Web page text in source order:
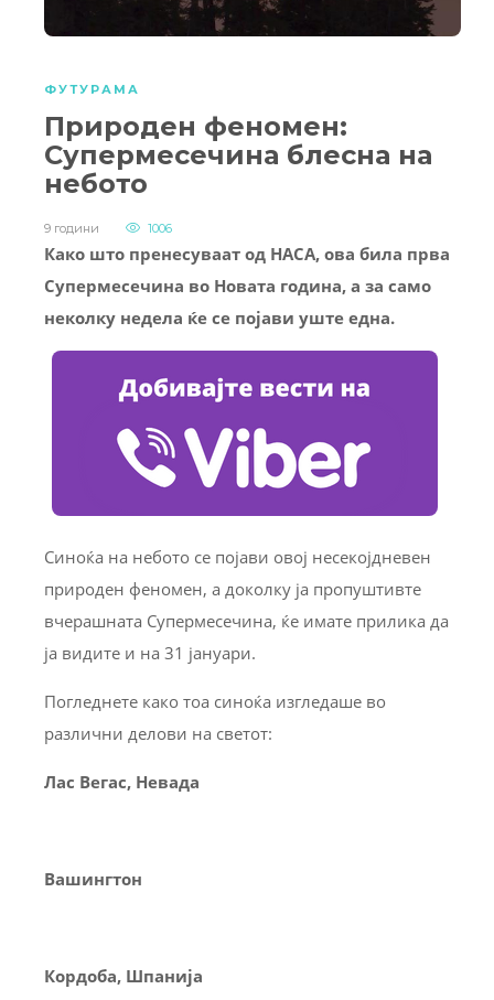
ФУТУРАМА
Природен феномен:
Супермесечина блесна на
небото
9 години 1006
Како што пренесуваат од НАСА, ова била прва
Супермесечина во Новата година, а за само
неколку недела ќе се појави уште една.
Синоќа на небото се појави овој несекојдневен
природен феномен, а доколку ја пропуштивте
вчерашната Супермесечина, ќе имате прилика да
ја видите и на 31 јануари.
Погледнете како тоа синоќа изгледаше во
различни делови на светот:
Лас Вегас, Невада
Вашингтон
Кордоба, Шпанија